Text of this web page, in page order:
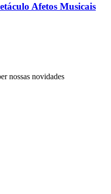
Afetos Musicais
nossas novidades